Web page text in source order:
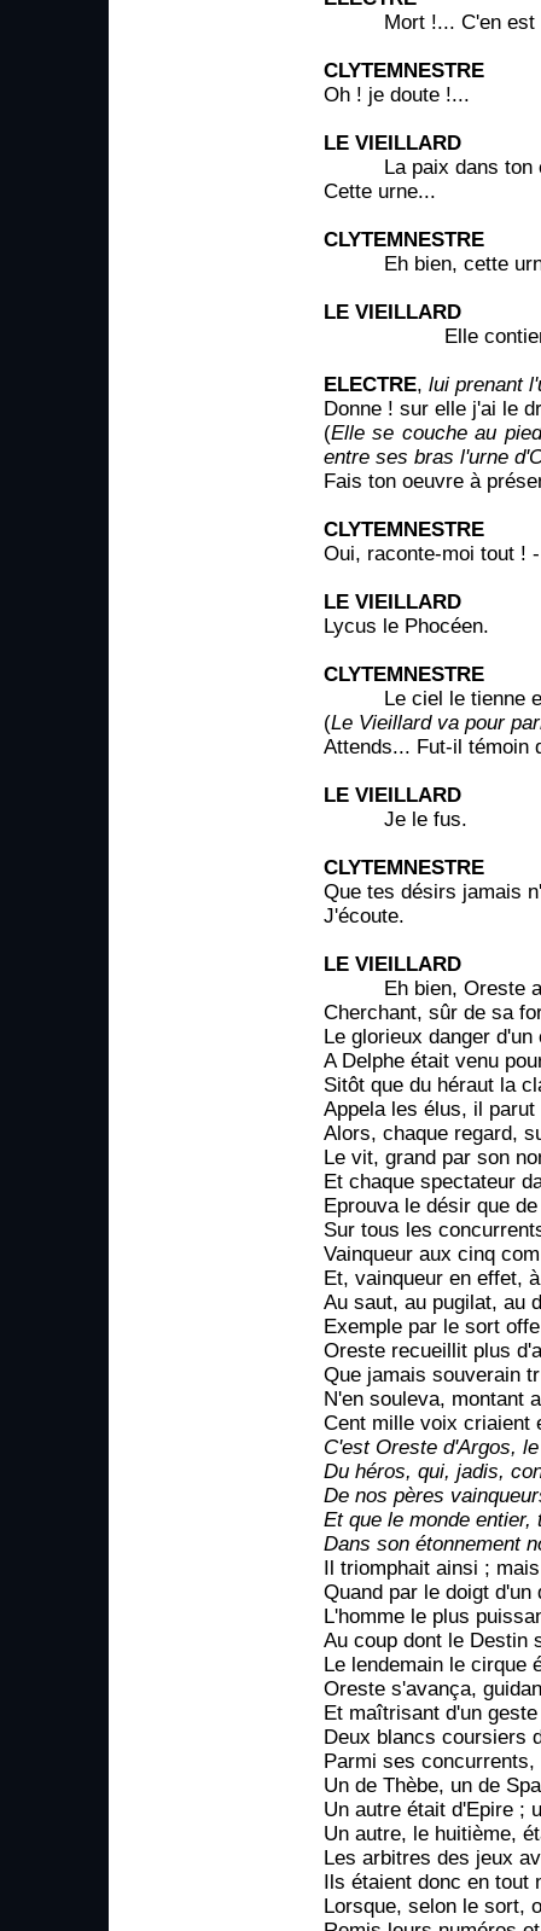
Mort !... C'en est
CLYTEMNESTRE
Oh ! je doute !...
LE VIEILLARD
La paix dans ton
Cette urne...
CLYTEMNESTRE
Eh bien, cette
LE VIEILLARD
Elle contient
ELECTRE, lui prenant
Donne ! sur elle j'ai le
(Elle se couche au
entre ses bras l'urne
Fais ton oeuvre à
CLYTEMNESTRE
Oui, raconte-moi tout !
LE VIEILLARD
Lycus le Phocéen.
CLYTEMNESTRE
Le ciel le tienne
(Le Vieillard va pour
Attends... Fut-il témoin
LE VIEILLARD
Je le fus.
CLYTEMNESTRE
Que tes désirs jamais
J'écoute.
LE VIEILLARD
Eh bien, Oreste
Cherchant, sûr de sa
Le glorieux danger
A Delphe était venu
Sitôt que du héraut la
Appela les élus, il parut
Alors, chaque regard,
Le vit, grand par son
Et chaque spectateur
Eprouva le désir que
Sur tous les
Vainqueur aux cinq
Et, vainqueur en effet,
Au saut, au pugilat, au
Exemple par le sort
Oreste recueillit plus
Que jamais souverain
N'en souleva, montant
Cent mille voix criaient
C'est Oreste d'Argos,
Du héros, qui, jadis,
De nos pères
Et que le monde
Dans son étonnement
Il triomphait ainsi ;
Quand par le doigt
L'homme le plus
Au coup dont le Destin
Le lendemain le cirque
Oreste s'avança,
Et maîtrisant d'un
Deux blancs coursiers
Parmi ses
Un de Thèbe, un de
Un autre était d'Epire ;
Un autre, le huitième,
Les arbitres des jeux
Ils étaient donc en tout
Lorsque, selon le sort,